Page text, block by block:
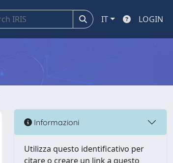
IT LOGIN
Informazioni
Utilizza questo identificativo per
citare o creare un link a questo